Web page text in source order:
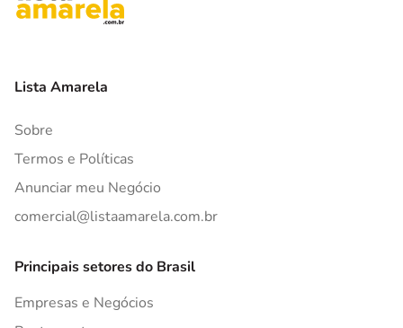
Lista Amarela
Sobre
Termos e Políticas
Anunciar meu Negócio
comercial@listaamarela.com.br
Principais setores do Brasil
Empresas e Negócios